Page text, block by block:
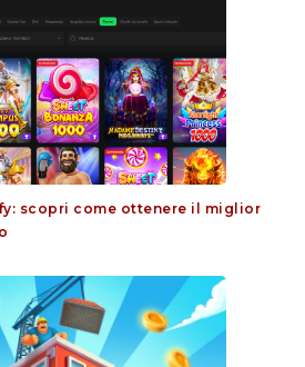
scopri come ottenere il miglior